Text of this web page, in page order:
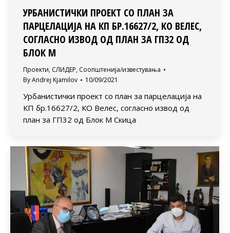
УРБАНИСТИЧКИ ПРОЕКТ СО ПЛАН ЗА
ПАРЦЕЛАЦИЈА НА КП БР.16627/2, КО ВЕЛЕС,
СОГЛАСНО ИЗВОД ОД ПЛАН ЗА ГП32 ОД
БЛОК М
Проекти, СЛИДЕР, Соопштенија/известувања
ByAndrej Kjamilov 10/09/2021
Урбанистички проект со план за парцелација на
КП бр.16627/2, КО Велес, согласно извод од
план за ГП32 од Блок М Скица